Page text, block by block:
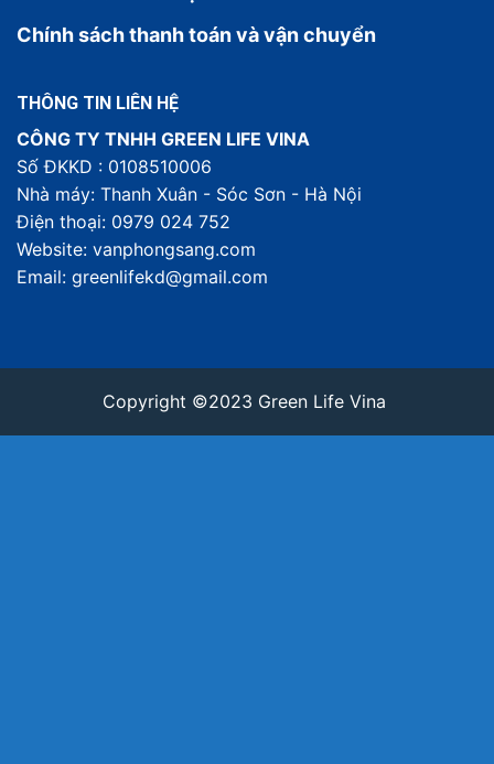
Chính sách thanh toán và vận chuyển
THÔNG TIN LIÊN HỆ
CÔNG TY TNHH GREEN LIFE VINA
Số ĐKKD : 0108510006
Nhà máy: Thanh Xuân - Sóc Sơn - Hà Nội
Điện thoại: 0979 024 752
Website: vanphongsang.com
Email: greenlifekd@gmail.com
Copyright ©2023 Green Life Vina